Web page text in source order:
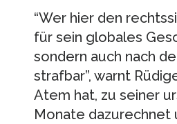
“Wer hier den
für sein globales
sondern auch nach
strafbar”, warnt
Atem hat, zu seiner
Monate dazurechnet